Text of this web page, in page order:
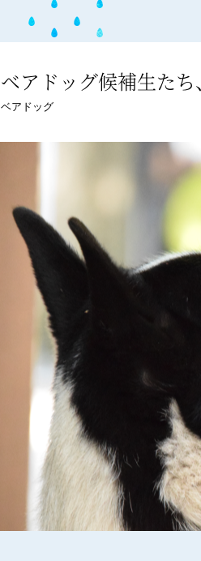
ベアドッグ候補生たち
ベアドッグ